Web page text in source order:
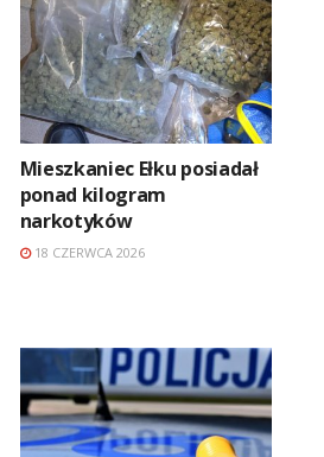
Mieszkaniec Ełku posiadał
ponad kilogram
narkotyków
18 CZERWCA 2026